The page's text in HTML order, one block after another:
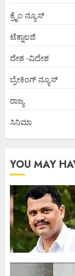
ಕ್ರೈಂ ನ್ಯೂಸ್
ಟೆಕ್ನಾಲಜಿ
ದೇಶ -ವಿದೇಶ
ಬ್ರೇಕಿಂಗ್ ನ್ಯೂಸ್
ರಾಜ್ಯ
ಸಿನಿಮಾ
YOU MAY